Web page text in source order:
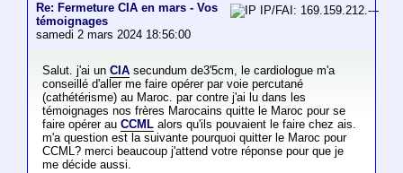
Re: Fermeture CIA en mars - Vos
témoignages
samedi 2 mars 2024 18:56:00
IP/FAI: 169.159.212.---
Salut. j'ai un CIAsecundum de3'5cm, le cardiologue m'a
conseillé d'aller me faire opérer par voie percutané
(cathétérisme) au Maroc. par contre j'ai lu dans les
témoignages nos frères Marocains quitte le Maroc pour se
faire opérer au CCMLalors qu'ils pouvaient le faire chez ais.
m'a question est la suivante pourquoi quitter le Maroc pour
CCML? merci beaucoup j'attend votre réponse pour que je
me décide aussi.